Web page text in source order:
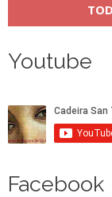
Youtube
Facebook